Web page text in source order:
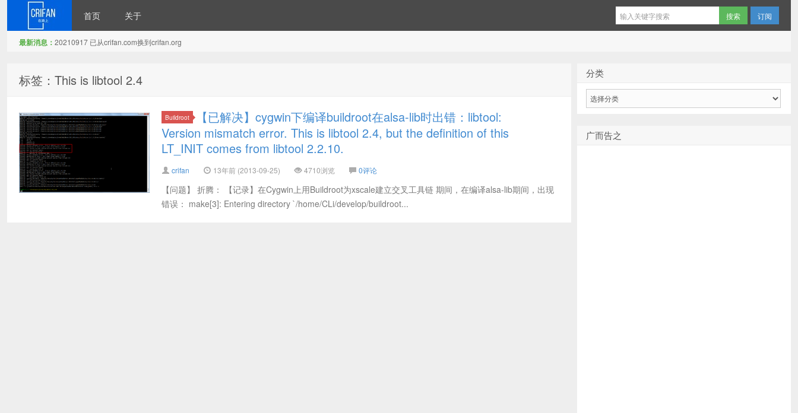
首页 关于 订阅
最新消息： 20210917 已从crifan.com换到crifan.org
标签：This is libtool 2.4
Buildroot
【已解决】cygwin下编译buildroot在alsa-lib时出错：libtool:
Version mismatch error. This is libtool 2.4, but the definition of this
LT_INIT comes from libtool 2.2.10.
crifan 13年前 (2013-09-25) 4710浏览 0评论
【问题】 折腾： 【记录】在Cygwin上用Buildroot为xscale建立交叉工具链 期间，在编译alsa-lib期间，出现
错误： make[3]: Entering directory `/home/CLi/develop/buildroot...
分类
广而告之